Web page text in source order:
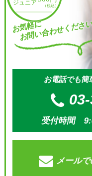
お気軽に
お問い合わせくださ
お電話でも簡
受付時間
メールで